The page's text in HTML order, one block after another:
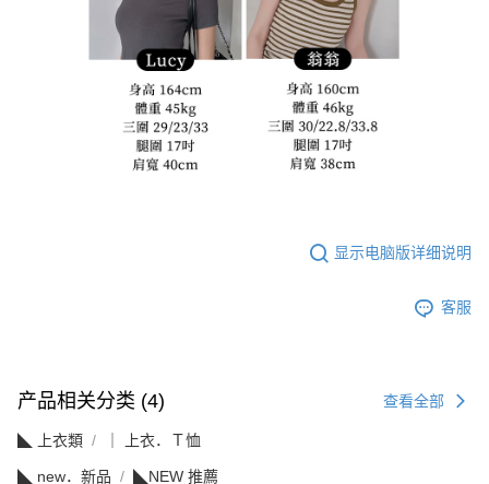
显示电脑版详细说明
客服
产品相关分类 (4) 查看全部
◣ 上衣類 ｜ 上衣．Ｔ恤
◣ new．新品 ◣NEW 推薦